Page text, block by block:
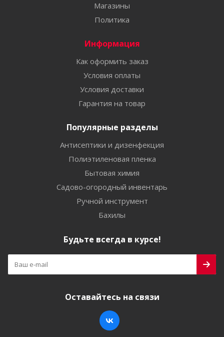
Магазины
Политика
Информация
Как оформить заказ
Условия оплаты
Условия доставки
Гарантия на товар
Популярные разделы
Антисептики и дизенфекция
Полиэтиленовая пленка
Бытовая химия
Садово-огородный инвентарь
Ручной инструмент
Бахилы
Будьте всегда в курсе!
Оставайтесь на связи